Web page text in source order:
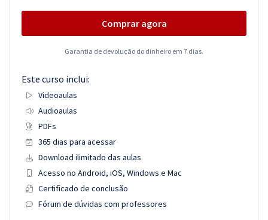
Comprar agora
Garantia de devolução do dinheiro em 7 dias.
Este curso inclui:
Videoaulas
Audioaulas
PDFs
365 dias para acessar
Download ilimitado das aulas
Acesso no Android, iOS, Windows e Mac
Certificado de conclusão
Fórum de dúvidas com professores